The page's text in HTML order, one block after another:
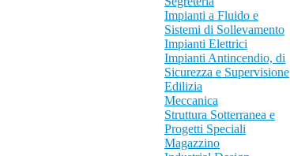
Impianti a Fluido e
Sistemi di Sollevamento
Impianti Elettrici
Impianti Antincendio, di
Sicurezza e Supervisione
Edilizia
Meccanica
Struttura Sotterranea e
Progetti Speciali
Magazzino